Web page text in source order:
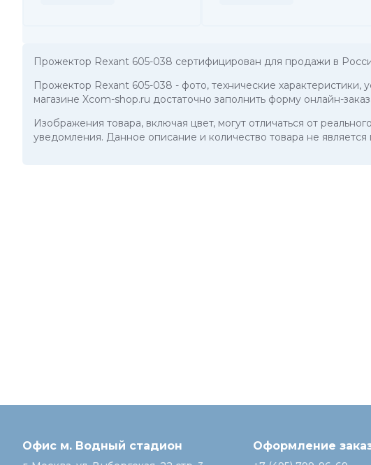
Прожектор Rexant 605-038 сертифицирован для продажи в
Прожектор Rexant 605-038 - фото, технические
магазине Xcom-shop.ru достаточно заполнить форму онлайн-
Изображения товара, включая цвет, могут отличаться от
уведомления. Данное описание и количество товара не
Офис м. Водный стадион Оформление